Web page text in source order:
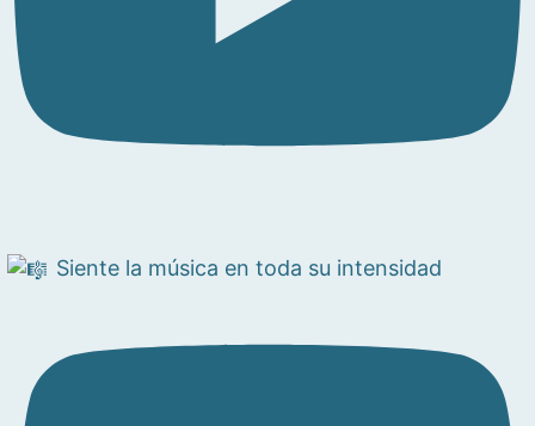
Siente la música en toda su intensidad